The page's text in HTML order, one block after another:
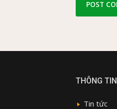
THÔNG TIN
Tin tức